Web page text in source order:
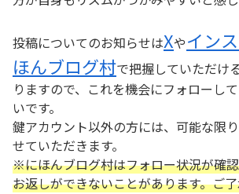
投稿についてのお知らせはXやイン
ほんブログ村で把握していただけ
りますので、これを機会にフォローし
いです。
鍵アカウント以外の方には、可能な限
せていただきます。
※にほんブログ村はフォロー状況が確
お返しができないことがあります。ご